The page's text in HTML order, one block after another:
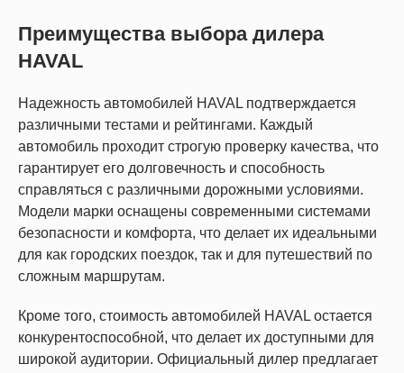
Преимущества выбора дилера
HAVAL
Надежность автомобилей HAVAL подтверждается
различными тестами и рейтингами. Каждый
автомобиль проходит строгую проверку качества, что
гарантирует его долговечность и способность
справляться с различными дорожными условиями.
Модели марки оснащены современными системами
безопасности и комфорта, что делает их идеальными
для как городских поездок, так и для путешествий по
сложным маршрутам.
Кроме того, стоимость автомобилей HAVAL остается
конкурентоспособной, что делает их доступными для
широкой аудитории. Официальный дилер предлагает